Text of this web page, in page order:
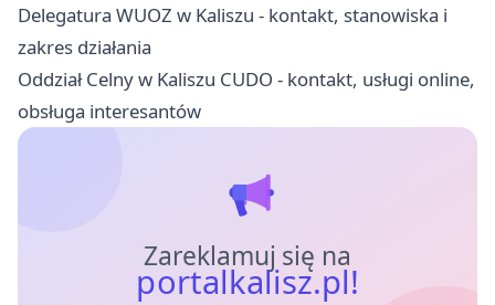
Delegatura WUOZ w Kaliszu - kontakt, stanowiska i
zakres działania
Oddział Celny w Kaliszu CUDO - kontakt, usługi online,
obsługa interesantów
Zareklamuj się na
portalkalisz.pl!